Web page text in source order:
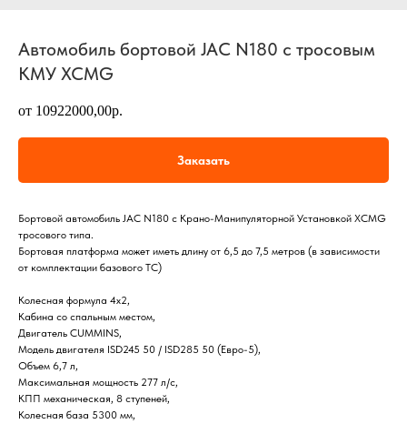
Автомобиль бортовой JAC N180 с тросовым
КМУ XCMG
от 10922000,00р.
Заказать
Бортовой автомобиль JAC N180 с Крано-Манипуляторной Установкой XCMG
тросового типа.
Бортовая платформа может иметь длину от 6,5 до 7,5 метров (в зависимости
от комплектации базового ТС)
Колесная формула 4х2,
Кабина со спальным местом,
Двигатель CUMMINS,
Модель двигателя ISD245 50 / ISD285 50 (Евро-5),
Объем 6,7 л,
Максимальная мощность 277 л/с,
КПП механическая, 8 ступеней,
Колесная база 5300 мм,